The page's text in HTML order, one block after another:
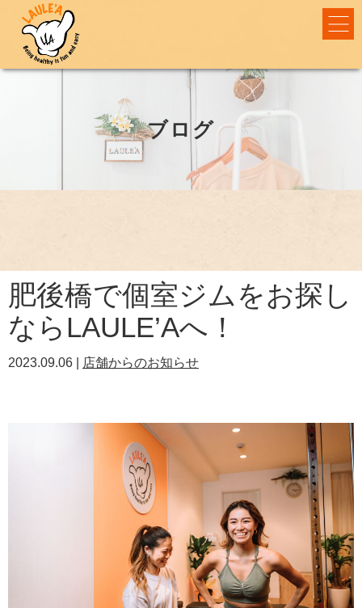
ブログ
肥後橋で個室ジムをお探し
ならLAULE’Aへ！
2023.09.06 | 店舗からのお知らせ